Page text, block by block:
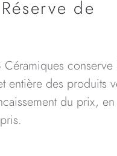
de
Céramiques conserve
entière des produits
du prix,